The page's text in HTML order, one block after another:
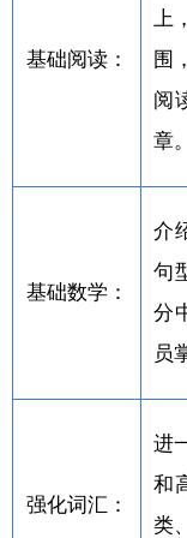
基础阅读：
围
阅
章。
基础数学：
介
句
分
员
强化词汇：
进
和
类